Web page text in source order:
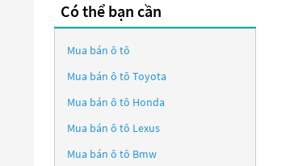
Có thể bạn cần
Mua bán ô tô
Mua bán ô tô Toyota
Mua bán ô tô Honda
Mua bán ô tô Lexus
Mua bán ô tô Bmw